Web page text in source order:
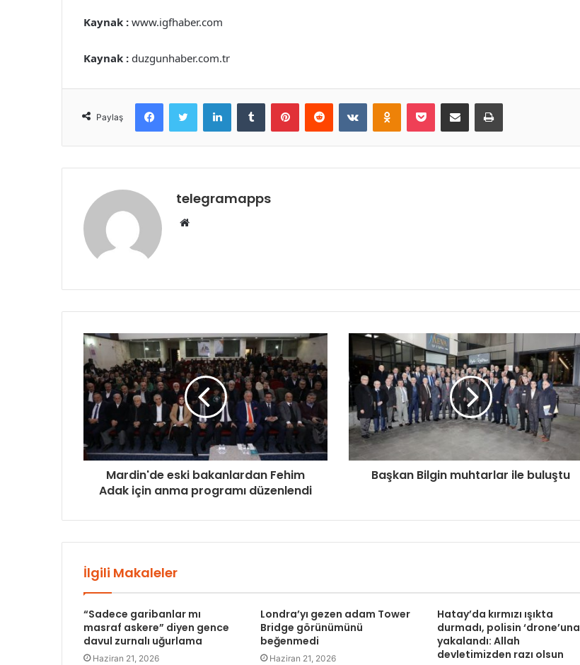
Kaynak : www.igfhaber.com
Kaynak : duzgunhaber.com.tr
Paylaş
FacebookTwitter LinkedInTumblr PinterestReddit VKontakteOdnoklassniki
Pocket E-Posta ile paylaş Yazdır
telegramapps
Web
Mardin'de eski bakanlardan Fehim
Adak için anma programı düzenlendi
Başkan Bilgin muhtarlar ile buluştu
İlgili Makaleler
“Sadece garibanlar mı
masraf askere” diyen gence
davul zurnalı uğurlama
Haziran 21, 2026
Londra’yı gezen adam Tower
Bridge görünümünü
beğenmedi
Haziran 21, 2026
Hatay’da kırmızı ışıkta
durmadı, polisin ‘drone’una
yakalandı: Allah
devletimizden razı olsun